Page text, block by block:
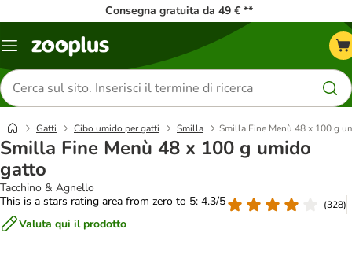
Consegna gratuita da 49 € **
Overview
Cerca
prodotti
Gatti Cibo umido per gatti Smilla Smilla Fine Menù 48 x 100 g
Smilla Fine Menù 48 x 100 g umido
gatto
Tacchino & Agnello
This is a stars rating area from zero to 5: 4.3/5
(328)
Valuta qui il prodotto